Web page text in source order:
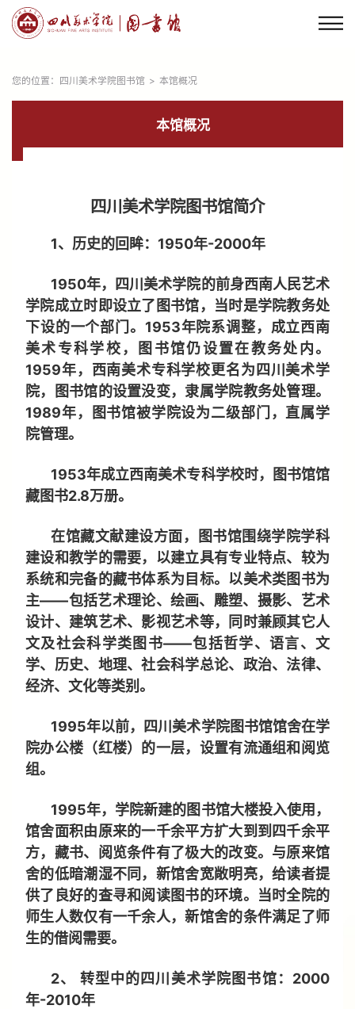
您的位置： 四川美术学院图书馆 > 本馆概况
本馆概况
四川美术学院图书馆简介
1、历史的回眸：1950年-2000年
1950年，四川美术学院的前身西南人民艺术
学院成立时即设立了图书馆，当时是学院教务处
下设的一个部门。1953年院系调整，成立西南
美术专科学校，图书馆仍设置在教务处内。
1959年，西南美术专科学校更名为四川美术学
院，图书馆的设置没变，隶属学院教务处管理。
1989年，图书馆被学院设为二级部门，直属学
院管理。
1953年成立西南美术专科学校时，图书馆馆
藏图书2.8万册。
在馆藏文献建设方面，图书馆围绕学院学科
建设和教学的需要，以建立具有专业特点、较为
系统和完备的藏书体系为目标。以美术类图书为
主——包括艺术理论、绘画、雕塑、摄影、艺术
设计、建筑艺术、影视艺术等，同时兼顾其它人
文及社会科学类图书——包括哲学、语言、文
学、历史、地理、社会科学总论、政治、法律、
经济、文化等类别。
1995年以前，四川美术学院图书馆馆舍在学
院办公楼（红楼）的一层，设置有流通组和阅览
组。
1995年，学院新建的图书馆大楼投入使用，
馆舍面积由原来的一千余平方扩大到到四千余平
方，藏书、阅览条件有了极大的改变。与原来馆
舍的低暗潮湿不同，新馆舍宽敞明亮，给读者提
供了良好的查寻和阅读图书的环境。当时全院的
师生人数仅有一千余人，新馆舍的条件满足了师
生的借阅需要。
2、 转型中的四川美术学院图书馆：2000
年-2010年